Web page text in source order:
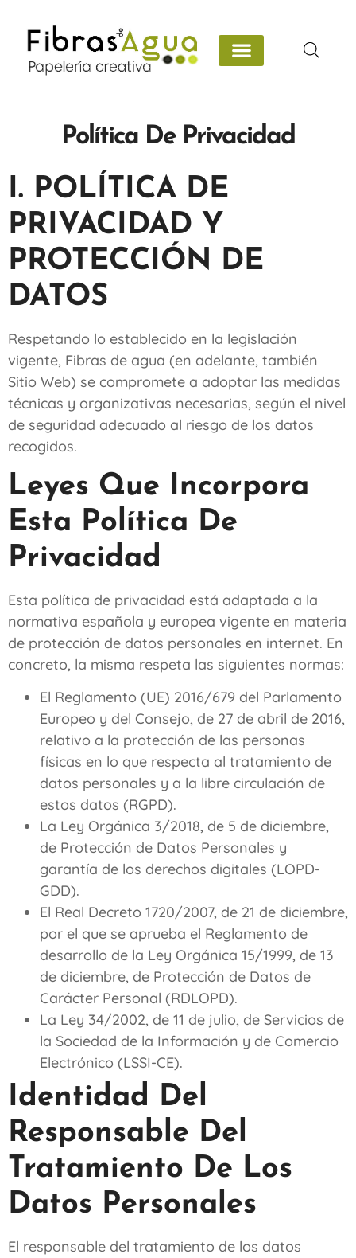
Política De Privacidad
I. POLÍTICA DE
PRIVACIDAD Y
PROTECCIÓN DE
DATOS
Respetando lo establecido en la legislación
vigente, Fibras de agua (en adelante, también
Sitio Web) se compromete a adoptar las medidas
técnicas y organizativas necesarias, según el nivel
de seguridad adecuado al riesgo de los datos
recogidos.
Leyes Que Incorpora
Esta Política De
Privacidad
Esta política de privacidad está adaptada a la
normativa española y europea vigente en materia
de protección de datos personales en internet. En
concreto, la misma respeta las siguientes normas:
El Reglamento (UE) 2016/679 del Parlamento
Europeo y del Consejo, de 27 de abril de 2016,
relativo a la protección de las personas
físicas en lo que respecta al tratamiento de
datos personales y a la libre circulación de
estos datos (RGPD).
La Ley Orgánica 3/2018, de 5 de diciembre,
de Protección de Datos Personales y
garantía de los derechos digitales (LOPD-
GDD).
El Real Decreto 1720/2007, de 21 de diciembre,
por el que se aprueba el Reglamento de
desarrollo de la Ley Orgánica 15/1999, de 13
de diciembre, de Protección de Datos de
Carácter Personal (RDLOPD).
La Ley 34/2002, de 11 de julio, de Servicios de
la Sociedad de la Información y de Comercio
Electrónico (LSSI-CE).
Identidad Del
Responsable Del
Tratamiento De Los
Datos Personales
El responsable del tratamiento de los datos